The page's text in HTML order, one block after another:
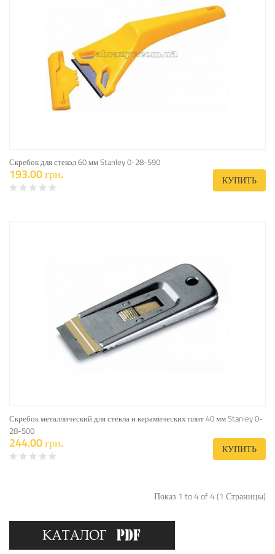
Скребок для стекол 60 мм Stanley 0-28-590
193.00 грн. КУПИТЬ
Скребок металлический для стекла и керамических плит 40 мм Stanley 0-
28-500
244.00 грн. КУПИТЬ
Показ 1 to 4 of 4 (1 Страницы)